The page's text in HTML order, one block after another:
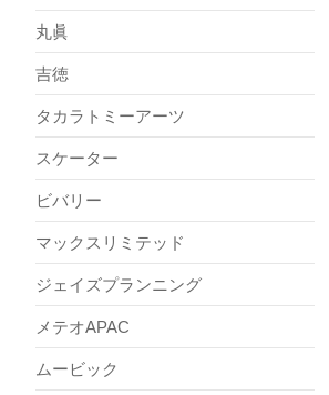
丸眞
吉徳
タカラトミーアーツ
スケーター
ビバリー
マックスリミテッド
ジェイズプランニング
メテオAPAC
ムービック